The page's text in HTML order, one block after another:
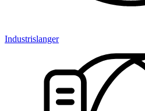
Industrislanger